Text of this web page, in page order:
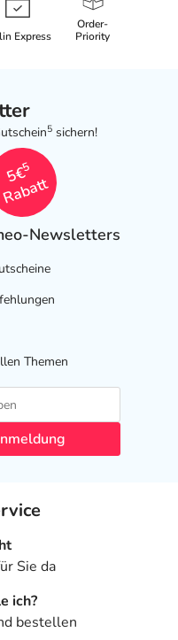
Express
Order-
Priority
5 sichern!
5€
5
Rabatt
Newsletters
Themen
Sie da
ich?
bestellen